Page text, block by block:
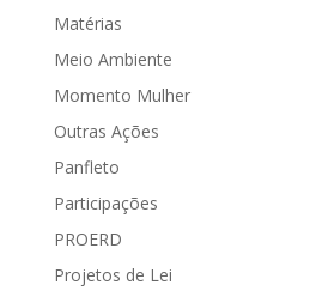
Matérias
Meio Ambiente
Momento Mulher
Outras Ações
Panfleto
Participações
PROERD
Projetos de Lei